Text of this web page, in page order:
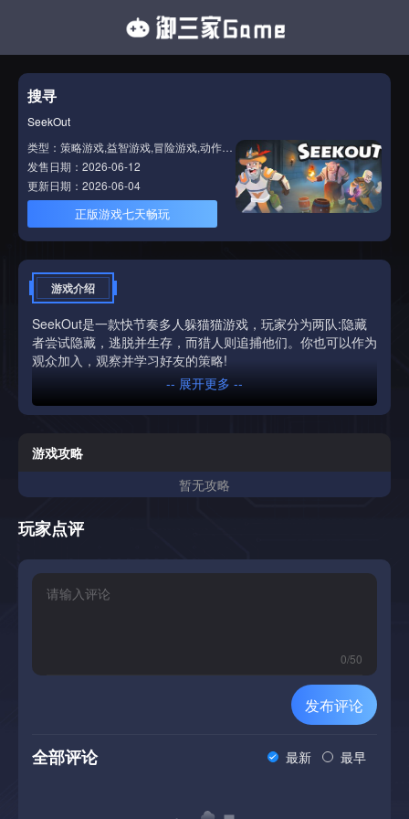
搜寻
SeekOut
类型：策略游戏,益智游戏,冒险游戏,动作游戏
发售日期：2026-06-12
更新日期：2026-06-04
正版游戏七天畅玩
游戏介绍
SeekOut是一款快节奏多人躲猫猫游戏，玩家分为两队:隐藏
者尝试隐藏，逃脱并生存，而猎人则追捕他们。你也可以作为
观众加入，观察并学习好友的策略!
-- 展开更多 --
游戏攻略
暂无攻略
玩家点评
0/50
发布评论
全部评论 最新 最早